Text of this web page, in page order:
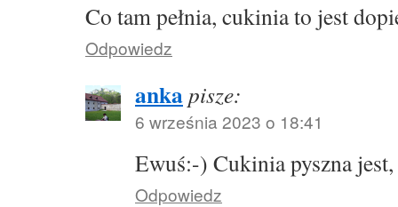
Co tam pełnia, cukinia to jest
Odpowiedz
ankapisze:
6 września 2023 o 18:41
Ewuś:-) Cukinia pyszna
Odpowiedz